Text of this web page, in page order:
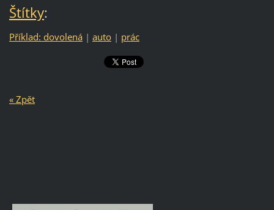
Štítky:
Příklad: dovolená | auto | prác
« Zpět